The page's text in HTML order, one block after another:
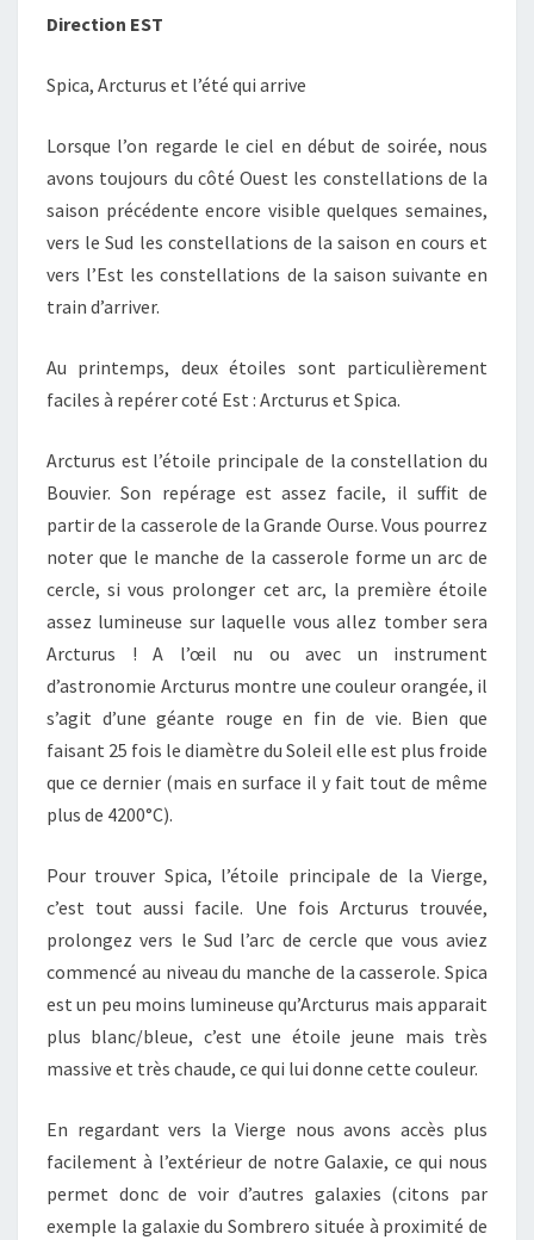
Direction EST
Spica, Arcturus et l’été qui arrive
Lorsque l’on regarde le ciel en début de soirée, nous
avons toujours du côté Ouest les constellations de la
saison précédente encore visible quelques semaines,
vers le Sud les constellations de la saison en cours et
vers l’Est les constellations de la saison suivante en
train d’arriver.
Au printemps, deux étoiles sont particulièrement
faciles à repérer coté Est : Arcturus et Spica.
Arcturus est l’étoile principale de la constellation du
Bouvier. Son repérage est assez facile, il suffit de
partir de la casserole de la Grande Ourse. Vous pourrez
noter que le manche de la casserole forme un arc de
cercle, si vous prolonger cet arc, la première étoile
assez lumineuse sur laquelle vous allez tomber sera
Arcturus ! A l’œil nu ou avec un instrument
d’astronomie Arcturus montre une couleur orangée, il
s’agit d’une géante rouge en fin de vie. Bien que
faisant 25 fois le diamètre du Soleil elle est plus froide
que ce dernier (mais en surface il y fait tout de même
plus de 4200°C).
Pour trouver Spica, l’étoile principale de la Vierge,
c’est tout aussi facile. Une fois Arcturus trouvée,
prolongez vers le Sud l’arc de cercle que vous aviez
commencé au niveau du manche de la casserole. Spica
est un peu moins lumineuse qu’Arcturus mais apparait
plus blanc/bleue, c’est une étoile jeune mais très
massive et très chaude, ce qui lui donne cette couleur.
En regardant vers la Vierge nous avons accès plus
facilement à l’extérieur de notre Galaxie, ce qui nous
permet donc de voir d’autres galaxies (citons par
exemple la galaxie du Sombrero située à proximité de